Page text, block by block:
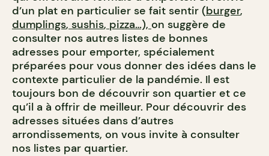
d’un plat en particulier se fait sentir (burger,
dumplings, sushis, pizza…), on suggère de
consulter nos autres listes de bonnes
adresses pour emporter, spécialement
préparées pour vous donner des idées dans le
contexte particulier de la pandémie. Il est
toujours bon de découvrir son quartier et ce
qu’il a à offrir de meilleur. Pour découvrir des
adresses situées dans d’autres
arrondissements, on vous invite à consulter
nos listes par quartier.